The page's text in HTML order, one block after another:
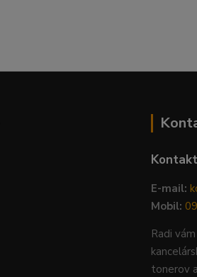
Kontakt
E-mail:
Mobil:
Radi
tonerov